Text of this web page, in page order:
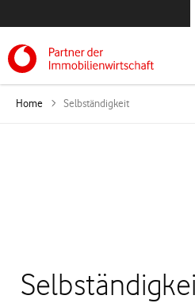
Home Selbständigkeit